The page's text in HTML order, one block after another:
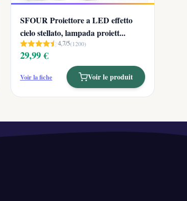
SFOUR Proiettore a LED effetto
cielo stellato, lampada proiett...
4,7/5(1200)
29,99 €
Voir la fiche Voir le produit